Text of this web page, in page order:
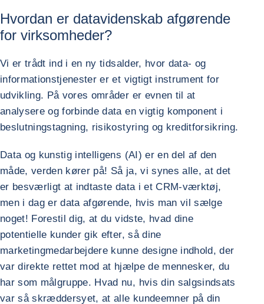
Hvordan er datavidenskab afgørende
for virksomheder?
Vi er trådt ind i en ny tidsalder, hvor data- og
informationstjenester er et vigtigt instrument for
udvikling. På vores områder er evnen til at
analysere og forbinde data en vigtig komponent i
beslutningstagning, risikostyring og kreditforsikring.
Data og kunstig intelligens (AI) er en del af den
måde, verden kører på! Så ja, vi synes alle, at det
er besværligt at indtaste data i et CRM-værktøj,
men i dag er data afgørende, hvis man vil sælge
noget! Forestil dig, at du vidste, hvad dine
potentielle kunder gik efter, så dine
marketingmedarbejdere kunne designe indhold, der
var direkte rettet mod at hjælpe de mennesker, du
har som målgruppe. Hvad nu, hvis din salgsindsats
var så skræddersyet, at alle kundeemner på din